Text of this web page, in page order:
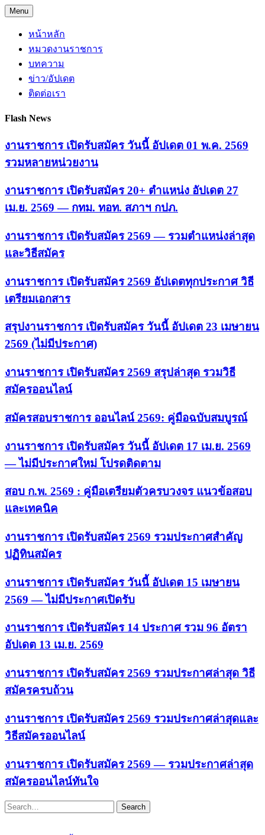
Skip
to
content
Menu
หน้าหลัก
หมวดงานราชการ
บทความ
ข่าว/อัปเดต
ติดต่อเรา
Flash News
งานราชการ เปิดรับสมัคร วันนี้ อัปเดต 01 พ.ค. 2569
รวมหลายหน่วยงาน
งานราชการ เปิดรับสมัคร 20+ ตำแหน่ง อัปเดต 27
เม.ย. 2569 — กทม. ทอท. สภาฯ กปภ.
งานราชการ เปิดรับสมัคร 2569 — รวมตำแหน่งล่าสุด
และวิธีสมัคร
งานราชการ เปิดรับสมัคร 2569 อัปเดตทุกประกาศ วิธี
เตรียมเอกสาร
สรุปงานราชการ เปิดรับสมัคร วันนี้ อัปเดต 23 เมษายน
2569 (ไม่มีประกาศ)
งานราชการ เปิดรับสมัคร 2569 สรุปล่าสุด รวมวิธี
สมัครออนไลน์
สมัครสอบราชการ ออนไลน์ 2569: คู่มือฉบับสมบูรณ์
งานราชการ เปิดรับสมัคร วันนี้ อัปเดต 17 เม.ย. 2569
— ไม่มีประกาศใหม่ โปรดติดตาม
สอบ ก.พ. 2569 : คู่มือเตรียมตัวครบวงจร แนวข้อสอบ
และเทคนิค
งานราชการ เปิดรับสมัคร 2569 รวมประกาศสำคัญ
ปฏิทินสมัคร
งานราชการ เปิดรับสมัคร วันนี้ อัปเดต 15 เมษายน
2569 — ไม่มีประกาศเปิดรับ
งานราชการ เปิดรับสมัคร 14 ประกาศ รวม 96 อัตรา
อัปเดต 13 เม.ย. 2569
งานราชการ เปิดรับสมัคร 2569 รวมประกาศล่าสุด วิธี
สมัครครบถ้วน
งานราชการ เปิดรับสมัคร 2569 รวมประกาศล่าสุดและ
วิธีสมัครออนไลน์
งานราชการ เปิดรับสมัคร 2569 — รวมประกาศล่าสุด
สมัครออนไลน์ทันใจ
Search